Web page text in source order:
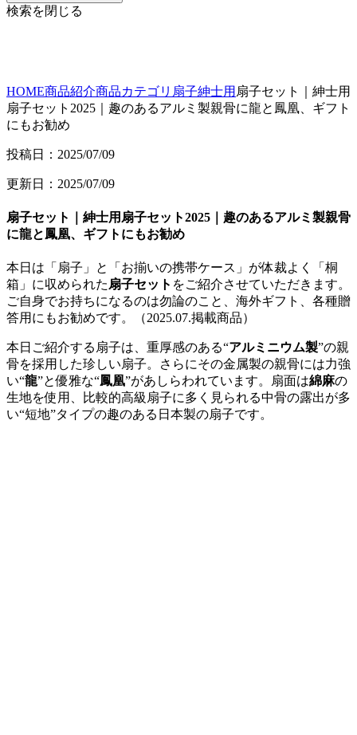
検索を閉じる
HOME商品紹介商品カテゴリ 扇子紳士用 扇子セット｜紳士用
扇子セット2025｜趣のあるアルミ製親骨に龍と鳳凰、ギフト
にもお勧め
投稿日：2025/07/09
更新日：2025/07/09
扇子セット｜紳士用扇子セット2025｜趣のあるアルミ製親骨
に龍と鳳凰、ギフトにもお勧め
本日は「扇子」と「お揃いの携帯ケース」が体裁よく「桐
箱」に収められた扇子セット をご紹介させていただきます。
ご自身でお持ちになるのは勿論のこと、海外ギフト、各種贈
答用にもお勧めです。（2025.07.掲載商品）
本日ご紹介する扇子は、重厚感のある“アルミニウム製”の親
骨を採用した珍しい扇子。さらにその金属製の親骨には力強
い“龍”と優雅な“鳳凰”があしらわれています。扇面は綿麻の
生地を使用、比較的高級扇子に多く見られる中骨の露出が多
い“短地”タイプの趣のある日本製の扇子です。